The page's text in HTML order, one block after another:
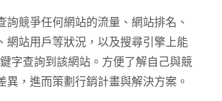
詢競爭任何網站的流量、網站排名、
網站用戶等狀況，以及搜尋引擎上能
字查詢到該網站。方便了解自己與競
異，進而策劃行銷計畫與解決方案。